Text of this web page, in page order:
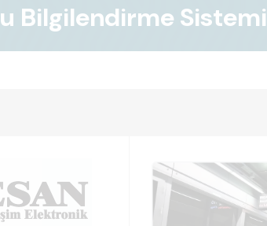
Bilgilendirme Sistemi